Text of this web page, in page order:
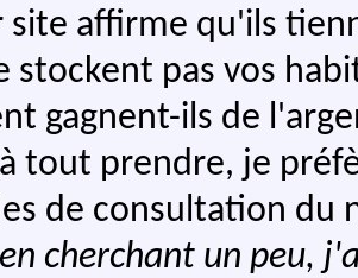
site affirme qu'ils
stockent pas vos
gagnent-ils de
tout prendre, je
de consultation du
cherchant un peu,